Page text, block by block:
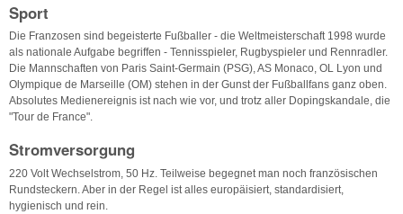
Sport
Die Franzosen sind begeisterte Fußballer - die Weltmeisterschaft 1998 wurde
als nationale Aufgabe begriffen - Tennisspieler, Rugbyspieler und Rennradler.
Die Mannschaften von Paris Saint-Germain (PSG), AS Monaco, OL Lyon und
Olympique de Marseille (OM) stehen in der Gunst der Fußballfans ganz oben.
Absolutes Medienereignis ist nach wie vor, und trotz aller Dopingskandale, die
"Tour de France".
Stromversorgung
220 Volt Wechselstrom, 50 Hz. Teilweise begegnet man noch französischen
Rundsteckern. Aber in der Regel ist alles europäisiert, standardisiert,
hygienisch und rein.